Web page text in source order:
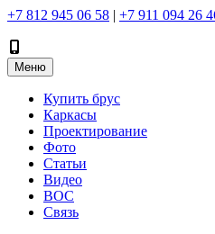
+7 812 945 06 58 | +7 911 094 26
Меню
Купить брус
Каркасы
Проектирование
Фото
Статьи
Видео
ВОС
Связь